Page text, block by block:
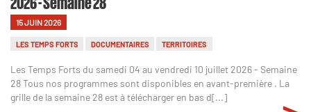
15 JUIN 2026
LES TEMPS FORTS DOCUMENTAIRES TERRITOIRES
Les Temps Forts du samedi 04 au vendredi 10 juillet 2026 - Semaine
28 Tous nos programmes sont disponibles en avant-première . La
grille de la semaine 28 est à télécharger en bas d[...]